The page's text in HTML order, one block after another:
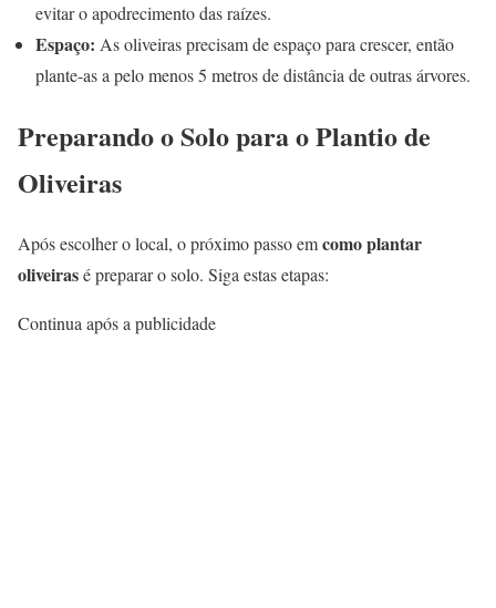
evitar o apodrecimento das raízes.
Espaço: As oliveiras precisam de espaço para crescer, então
plante-as a pelo menos 5 metros de distância de outras árvores.
Preparando o Solo para o Plantio de
Oliveiras
Após escolher o local, o próximo passo emcomo plantar
oliveirasé preparar o solo. Siga estas etapas:
Continua após a publicidade